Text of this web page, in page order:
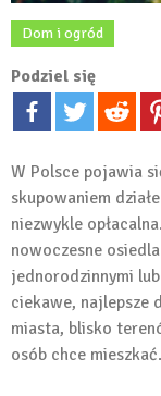
Dom i ogród
Podziel się
W Polsce pojawia
skupowaniem
niezwykle
nowoczesne
jednorodzinnymi
ciekawe, najlepsze
miasta, blisko
osób chce mieszkać.